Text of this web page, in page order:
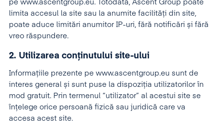
pe www.ascentgroup.eu. Totodată, Ascent Group poate
limita accesul la site sau la anumite facilități din site,
poate aduce limitări anumitor IP-uri, fără notificări și fără
vreo răspundere.
2. Utilizarea conținutului site-ului
Informațiile prezente pe www.ascentgroup.eu sunt de
interes general și sunt puse la dispoziția utilizatorilor în
mod gratuit. Prin termenul “utilizator” al acestui site se
înțelege orice persoană fizică sau juridică care va
accesa acest site.